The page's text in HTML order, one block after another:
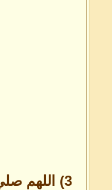
3)
اللهم